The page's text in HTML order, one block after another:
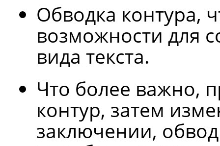
Обводка контура,
возможности для
вида текста.
Что более важно,
контур, затем
заключении,